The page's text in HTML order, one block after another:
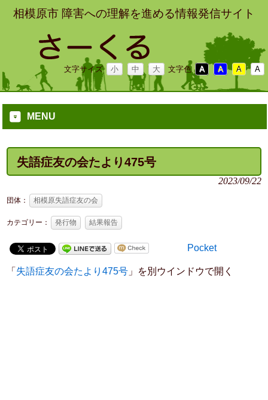
相模原市 障害への理解を進める情報発信サイト
文字サイズ 小 中 大 文字色 A A A A
MENU
失語症友の会たより475号
2023/09/22
団体： 相模原失語症友の会
カテゴリー： 発行物 結果報告
Pocket
「 失語症友の会たより475号 」を別ウインドウで開く